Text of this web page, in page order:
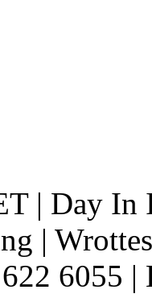
| Day In
|
6055 |